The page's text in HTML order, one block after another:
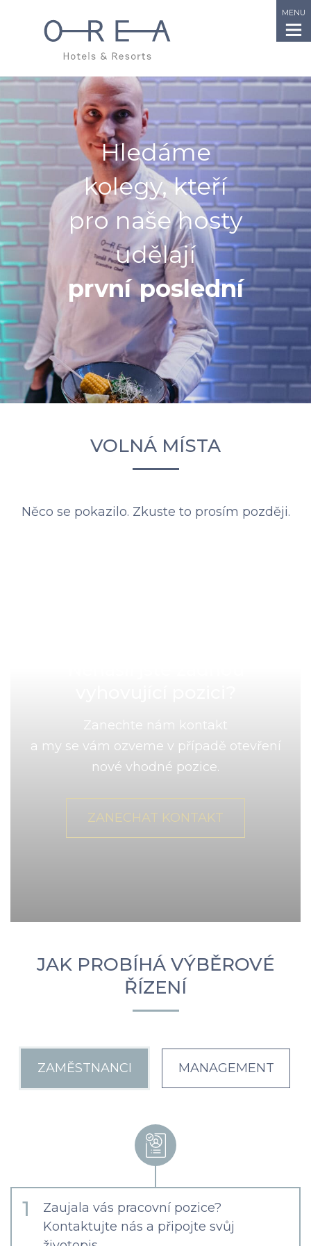
MENU
Hledáme
kolegy, kteří
pro naše hosty
udělají
první poslední
VOLNÁ MÍSTA
Něco se pokazilo. Zkuste to prosím později.
Zanechte nám kontakt
a my se vám ozveme v případě otevření
nové vhodné pozice.
ZANECHAT KONTAKT
JAK PROBÍHÁ VÝBĚROVÉ
ŘÍZENÍ
ZAMĚSTNANCI MANAGEMENT
1
Zaujala vás pracovní pozice?
Kontaktujte nás a připojte svůj